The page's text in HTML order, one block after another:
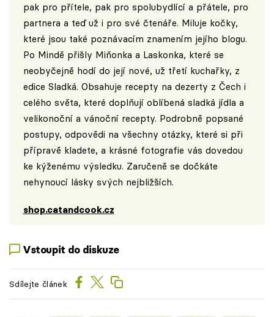
pak pro přítele, pak pro spolubydlící a přátele, pro
partnera a teď už i pro své čtenáře. Miluje kočky,
které jsou také poznávacím znamením jejího blogu.
Po Mindě přišly Miňonka a Laskonka, které se
neobyčejně hodí do její nové, už třetí kuchařky, z
edice Sladká. Obsahuje recepty na dezerty z Čech i
celého světa, které doplňují oblíbená sladká jídla a
velikonoční a vánoční recepty. Podrobně popsané
postupy, odpovědi na všechny otázky, které si při
přípravě kladete, a krásné fotografie vás dovedou
ke kýženému výsledku. Zaručeně se dočkáte
nehynoucí lásky svých nejbližších.
shop.catandcook.cz
Vstoupit do diskuze
Sdílejte článek